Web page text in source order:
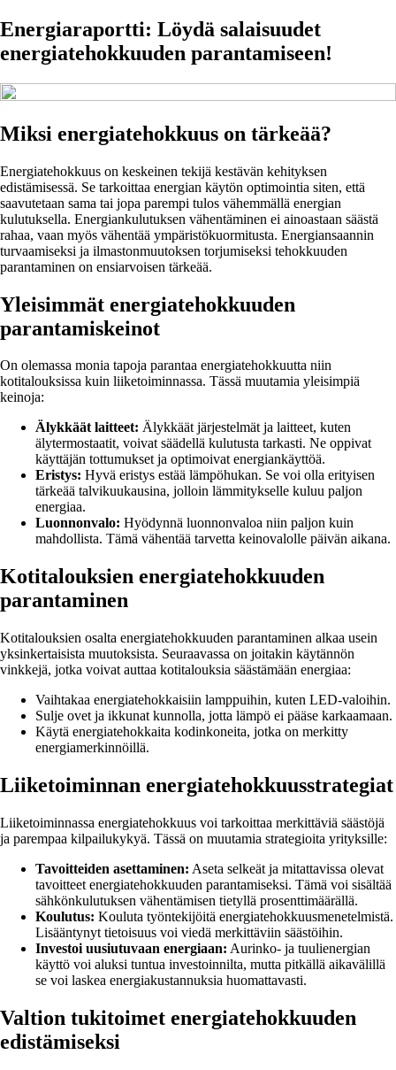
Energiaraportti: Löydä salaisuudet
energiatehokkuuden parantamiseen!
Miksi energiatehokkuus on tärkeää?
Energiatehokkuus on keskeinen tekijä kestävän kehityksen
edistämisessä. Se tarkoittaa energian käytön optimointia siten, että
saavutetaan sama tai jopa parempi tulos vähemmällä energian
kulutuksella. Energiankulutuksen vähentäminen ei ainoastaan säästä
rahaa, vaan myös vähentää ympäristökuormitusta. Energiansaannin
turvaamiseksi ja ilmastonmuutoksen torjumiseksi tehokkuuden
parantaminen on ensiarvoisen tärkeää.
Yleisimmät energiatehokkuuden
parantamiskeinot
On olemassa monia tapoja parantaa energiatehokkuutta niin
kotitalouksissa kuin liiketoiminnassa. Tässä muutamia yleisimpiä
keinoja:
Älykkäät laitteet: Älykkäät järjestelmät ja laitteet, kuten
älytermostaatit, voivat säädellä kulutusta tarkasti. Ne oppivat
käyttäjän tottumukset ja optimoivat energiankäyttöä.
Eristys: Hyvä eristys estää lämpöhukan. Se voi olla erityisen
tärkeää talvikuukausina, jolloin lämmitykselle kuluu paljon
energiaa.
Luonnonvalo: Hyödynnä luonnonvaloa niin paljon kuin
mahdollista. Tämä vähentää tarvetta keinovalolle päivän aikana.
Kotitalouksien energiatehokkuuden
parantaminen
Kotitalouksien osalta energiatehokkuuden parantaminen alkaa usein
yksinkertaisista muutoksista. Seuraavassa on joitakin käytännön
vinkkejä, jotka voivat auttaa kotitalouksia säästämään energiaa:
Vaihtakaa energiatehokkaisiin lamppuihin, kuten LED-valoihin.
Sulje ovet ja ikkunat kunnolla, jotta lämpö ei pääse karkaamaan.
Käytä energiatehokkaita kodinkoneita, jotka on merkitty
energiamerkinnöillä.
Liiketoiminnan energiatehokkuusstrategiat
Liiketoiminnassa energiatehokkuus voi tarkoittaa merkittäviä säästöjä
ja parempaa kilpailukykyä. Tässä on muutamia strategioita yrityksille:
Tavoitteiden asettaminen: Aseta selkeät ja mitattavissa olevat
tavoitteet energiatehokkuuden parantamiseksi. Tämä voi sisältää
sähkönkulutuksen vähentämisen tietyllä prosenttimäärällä.
Koulutus: Kouluta työntekijöitä energiatehokkuusmenetelmistä.
Lisääntynyt tietoisuus voi viedä merkittäviin säästöihin.
Investoi uusiutuvaan energiaan: Aurinko- ja tuulienergian
käyttö voi aluksi tuntua investoinnilta, mutta pitkällä aikavälillä
se voi laskea energiakustannuksia huomattavasti.
Valtion tukitoimet energiatehokkuuden
edistämiseksi